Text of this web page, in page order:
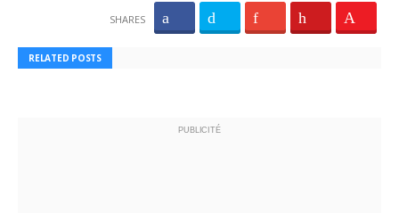
SHARES
RELATED POSTS
PUBLICITÉ